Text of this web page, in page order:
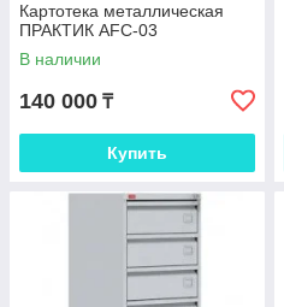
Картотека металлическая
ПРАКТИК AFC-03
В наличии
140 000 ₸
Купить